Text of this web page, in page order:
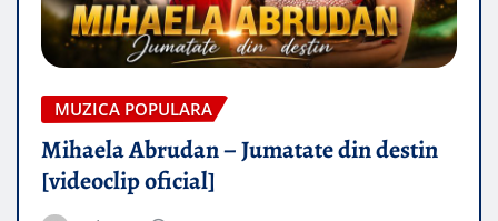
MUZICA POPULARA
Mihaela Abrudan – Jumatate din destin
[videoclip oficial]